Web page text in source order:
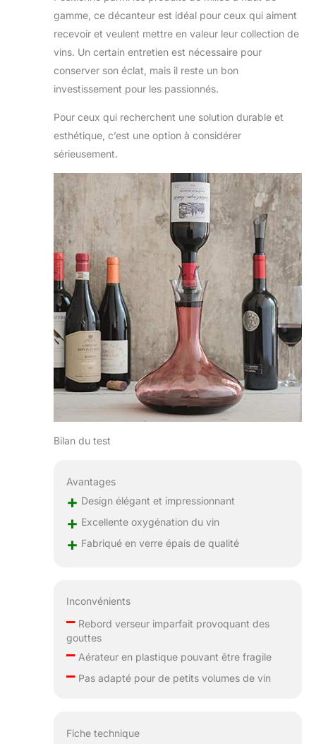
gamme, ce décanteur est idéal pour ceux qui aiment
recevoir et veulent mettre en valeur leur collection de
vins. Un certain entretien est nécessaire pour
conserver son éclat, mais il reste un bon
investissement pour les passionnés.
Pour ceux qui recherchent une solution durable et
esthétique, c’est une option à considérer
sérieusement.
Bilan du test
Avantages
+ Design élégant et impressionnant
+ Excellente oxygénation du vin
+ Fabriqué en verre épais de qualité
Inconvénients
–Rebord verseur imparfait provoquant des
gouttes
–Aérateur en plastique pouvant être fragile
–Pas adapté pour de petits volumes de vin
Fiche technique